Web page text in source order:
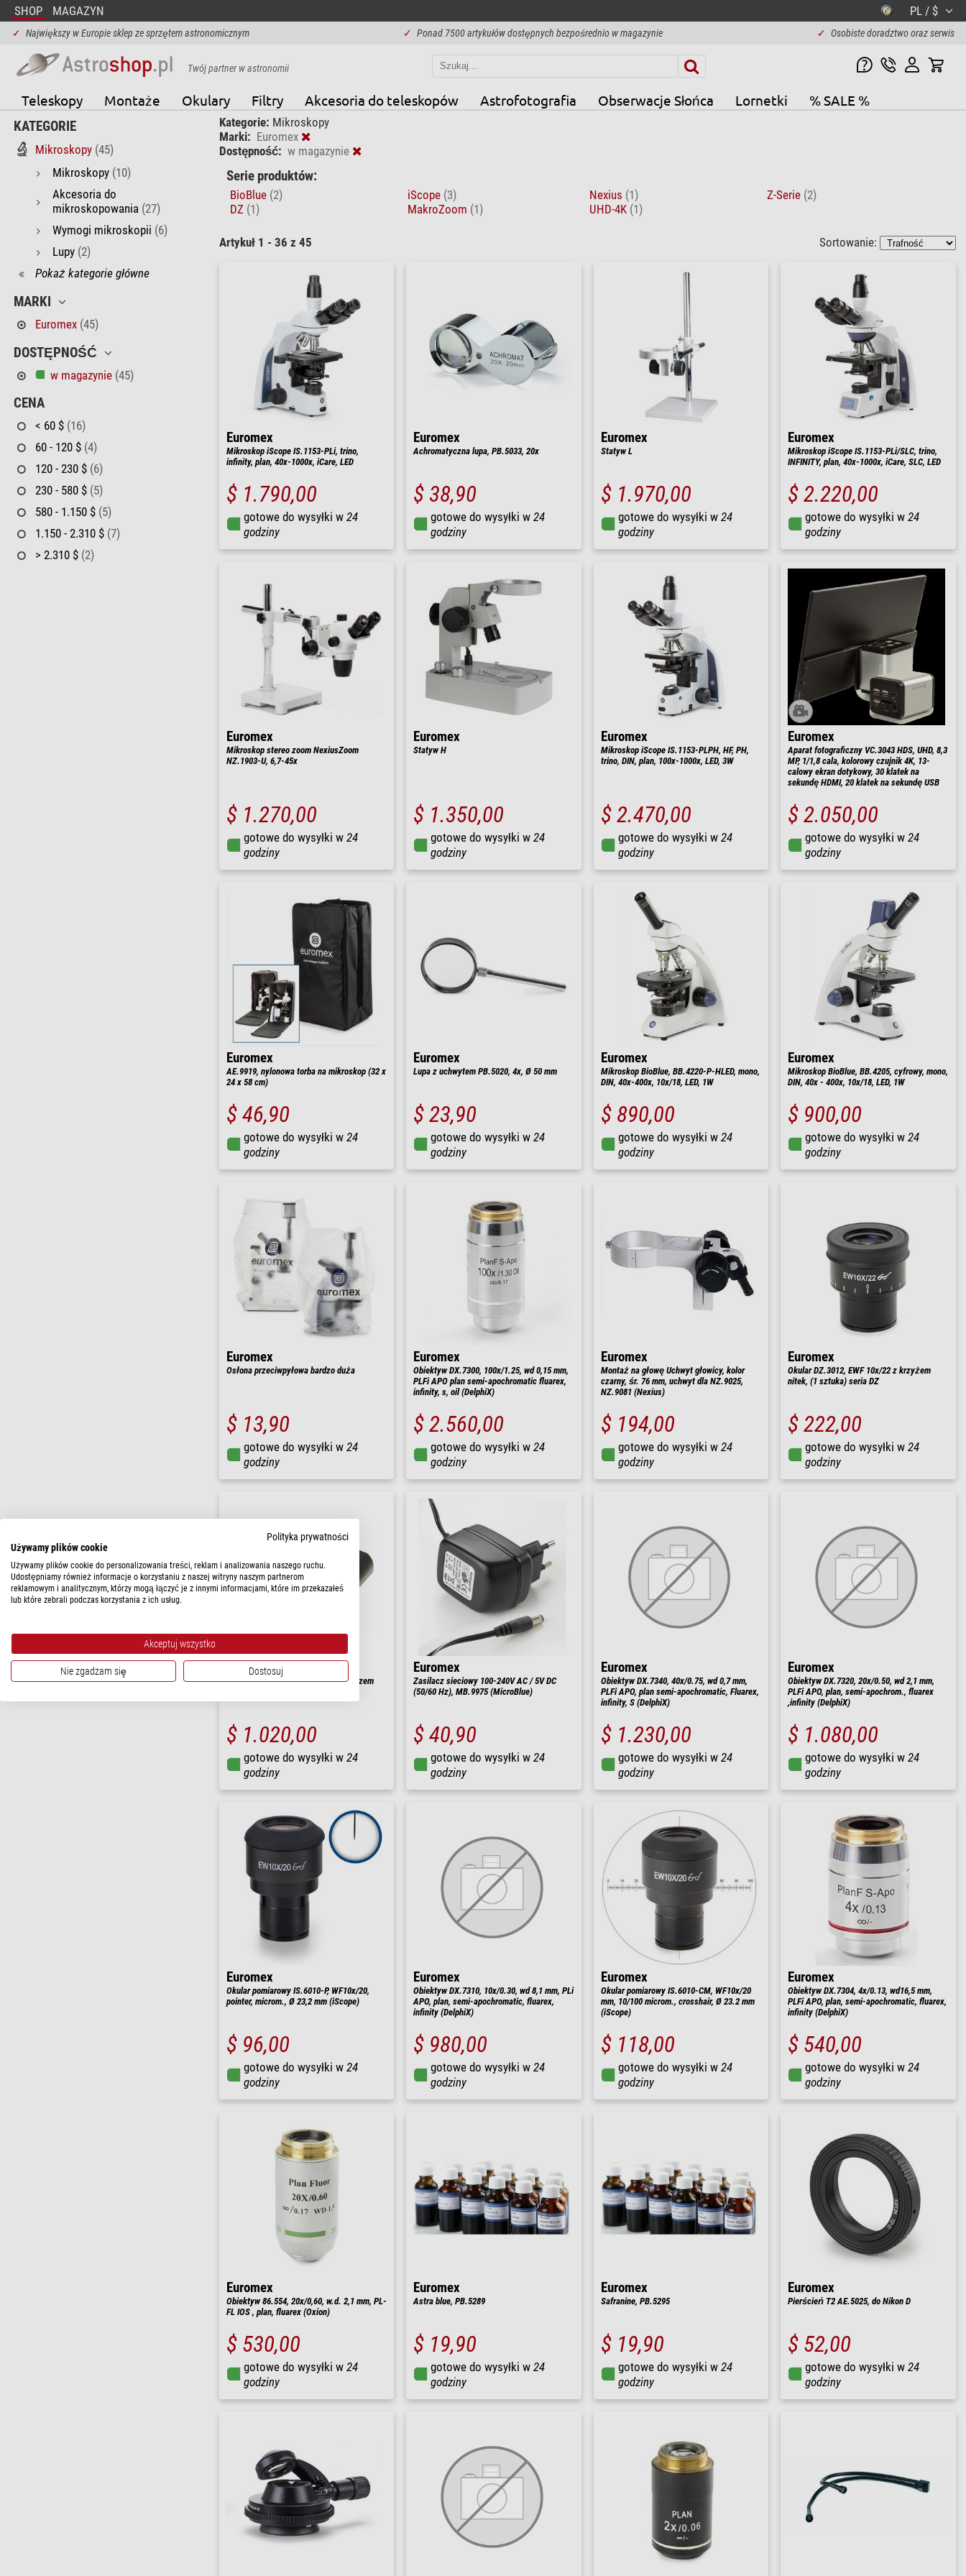
SHOP MAGAZYN PL / $
✓ Największy w Europie sklep ze sprzętem astronomicznym ✓ Ponad 7500 artykułów dostępnych bezpośrednio w magazynie ✓ Osobiste doradztwo oraz serwis
Twój partner w astronomii
Teleskopy Montaże Okulary Filtry Akcesoria do teleskopów Astrofotografia Obserwacje Słońca Lornetki % SALE %
KATEGORIE
Mikroskopy (45)
Mikroskopy (10)
Akcesoria do
mikroskopowania (27)
Wymogi mikroskopii (6)
Lupy (2)
Pokaż kategorie główne
MARKI
Euromex (45)
DOSTĘPNOŚĆ
w magazynie (45)
CENA
< 60 $ (16)
60 - 120 $ (4)
120 - 230 $ (6)
230 - 580 $ (5)
580 - 1.150 $ (5)
1.150 - 2.310 $ (7)
> 2.310 $ (2)
Kategorie: Mikroskopy
Marki: Euromex
Dostępność: w magazynie
Serie produktów:
BioBlue (2)
DZ (1)
iScope (3)
MakroZoom (1)
Nexius (1)
UHD-4K (1)
Z-Serie (2)
Artykuł 1 - 36 z 45 Sortowanie:
Euromex
Mikroskop iScope IS.1153-PLi, trino,
infinity, plan, 40x-1000x, iCare, LED
$ 1.790,00
gotowe do wysyłki w 24
godziny
Euromex
Achromatyczna lupa, PB.5033, 20x
$ 38,90
gotowe do wysyłki w 24
godziny
Euromex
Statyw L
$ 1.970,00
gotowe do wysyłki w 24
godziny
Euromex
Mikroskop iScope IS.1153-PLi/SLC, trino,
INFINITY, plan, 40x-1000x, iCare, SLC, LED
$ 2.220,00
gotowe do wysyłki w 24
godziny
Euromex
Mikroskop stereo zoom NexiusZoom
NZ.1903-U, 6,7-45x
$ 1.270,00
gotowe do wysyłki w 24
godziny
Euromex
Statyw H
$ 1.350,00
gotowe do wysyłki w 24
godziny
Euromex
Mikroskop iScope IS.1153-PLPH, HF, PH,
trino, DIN, plan, 100x-1000x, LED, 3W
$ 2.470,00
gotowe do wysyłki w 24
godziny
Euromex
Aparat fotograficzny VC.3043 HDS, UHD, 8,3
MP, 1/1,8 cala, kolorowy czujnik 4K, 13-
calowy ekran dotykowy, 30 klatek na
sekundę HDMI, 20 klatek na sekundę USB
$ 2.050,00
gotowe do wysyłki w 24
godziny
Euromex
AE.9919, nylonowa torba na mikroskop (32 x
24 x 58 cm)
$ 46,90
gotowe do wysyłki w 24
godziny
Euromex
Lupa z uchwytem PB.5020, 4x, Ø 50 mm
$ 23,90
gotowe do wysyłki w 24
godziny
Euromex
Mikroskop BioBlue, BB.4220-P-HLED, mono,
DIN, 40x-400x, 10x/18, LED, 1W
$ 890,00
gotowe do wysyłki w 24
godziny
Euromex
Mikroskop BioBlue, BB.4205, cyfrowy, mono,
DIN, 40x - 400x, 10x/18, LED, 1W
$ 900,00
gotowe do wysyłki w 24
godziny
Euromex
Osłona przeciwpyłowa bardzo duża
$ 13,90
gotowe do wysyłki w 24
godziny
Euromex
Obiektyw DX.7300, 100x/1.25, wd 0,15 mm,
PLFi APO plan semi-apochromatic fluarex,
infinity, s, oil (DelphiX)
$ 2.560,00
gotowe do wysyłki w 24
godziny
Euromex
Montaż na głowę Uchwyt głowicy, kolor
czarny, śr. 76 mm, uchwyt dla NZ.9025,
NZ.9081 (Nexius)
$ 194,00
gotowe do wysyłki w 24
godziny
Euromex
Okular DZ.3012, EWF 10x/22 z krzyżem
nitek, (1 sztuka) seria DZ
$ 222,00
gotowe do wysyłki w 24
godziny
Euromex
Cyfrowy sterownik LE.1993 z zasilaczem
$ 1.020,00
gotowe do wysyłki w 24
godziny
Euromex
Zasilacz sieciowy 100-240V AC / 5V DC
(50/60 Hz), MB.9975 (MicroBlue)
$ 40,90
gotowe do wysyłki w 24
godziny
Euromex
Obiektyw DX.7340, 40x/0.75, wd 0,7 mm,
PLFi APO, plan semi-apochromatic, Fluarex,
infinity, S (DelphiX)
$ 1.230,00
gotowe do wysyłki w 24
godziny
Euromex
Obiektyw DX.7320, 20x/0.50, wd 2,1 mm,
PLFi APO, plan, semi-apochrom., fluarex
,infinity (DelphiX)
$ 1.080,00
gotowe do wysyłki w 24
godziny
Euromex
Okular pomiarowy IS.6010-P, WF10x/20,
pointer, microm., Ø 23,2 mm (iScope)
$ 96,00
gotowe do wysyłki w 24
godziny
Euromex
Obiektyw DX.7310, 10x/0.30, wd 8,1 mm, PLi
APO, plan, semi-apochromatic, fluarex,
infinity (DelphiX)
$ 980,00
gotowe do wysyłki w 24
godziny
Euromex
Okular pomiarowy IS.6010-CM, WF10x/20
mm, 10/100 microm., crosshair, Ø 23.2 mm
(iScope)
$ 118,00
gotowe do wysyłki w 24
godziny
Euromex
Obiektyw DX.7304, 4x/0.13, wd16,5 mm,
PLFi APO, plan, semi-apochromatic, fluarex,
infinity (DelphiX)
$ 540,00
gotowe do wysyłki w 24
godziny
Euromex
Obiektyw 86.554, 20x/0,60, w.d. 2,1 mm, PL-
FL IOS , plan, fluarex (Oxion)
$ 530,00
gotowe do wysyłki w 24
godziny
Euromex
Astra blue, PB.5289
$ 19,90
gotowe do wysyłki w 24
godziny
Euromex
Safranine, PB.5295
$ 19,90
gotowe do wysyłki w 24
godziny
Euromex
Pierścień T2 AE.5025, do Nikon D
$ 52,00
gotowe do wysyłki w 24
godziny
Polityka prywatności
Używamy plików cookie
Używamy plików cookie do personalizowania treści, reklam i analizowania naszego ruchu.
Udostępniamy również informacje o korzystaniu z naszej witryny naszym partnerom
reklamowym i analitycznym, którzy mogą łączyć je z innymi informacjami, które im przekazałeś
lub które zebrali podczas korzystania z ich usług.
Akceptuj wszystko
Nie zgadzam się Dostosuj